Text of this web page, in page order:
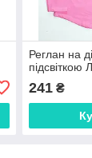
Реглан на
підсвіткою
241₴